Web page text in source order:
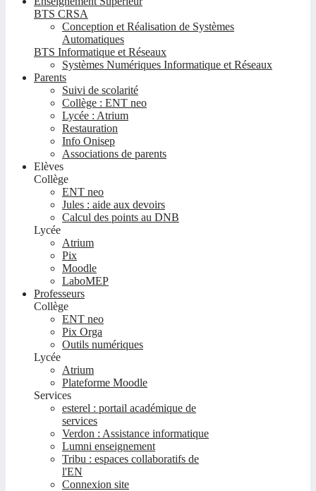
BTS CRSA
Conception et Réalisation de Systèmes
Automatiques
BTS Informatique et Réseaux
Systèmes Numériques Informatique et Réseaux
Parents
Suivi de scolarité
Collège : ENT neo
Lycée : Atrium
Restauration
Info Onisep
Associations de parents
Elèves
Collège
ENT neo
Jules : aide aux devoirs
Calcul des points au DNB
Lycée
Atrium
Pix
Moodle
LaboMEP
Professeurs
Collège
ENT neo
Pix Orga
Outils numériques
Lycée
Atrium
Plateforme Moodle
Services
esterel : portail académique de
services
Verdon : Assistance informatique
Lumni enseignement
Tribu : espaces collaboratifs de
l'EN
Connexion site